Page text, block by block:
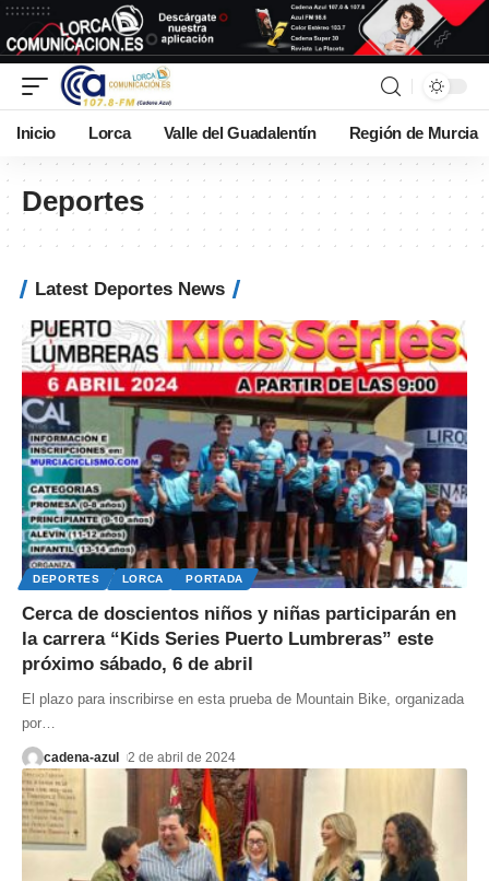
Inicio Lorca Valle del Guadalentín Región de Murcia
Deportes
Latest Deportes News
DEPORTES LORCA PORTADA
Cerca de doscientos niños y niñas participarán en
la carrera “Kids Series Puerto Lumbreras” este
próximo sábado, 6 de abril
El plazo para inscribirse en esta prueba de Mountain Bike, organizada
por
cadena-azul 2 de abril de 2024